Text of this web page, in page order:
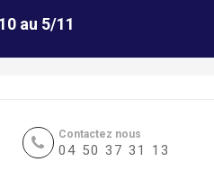
au 5/11
Contactez nous
04 50 37 31 13